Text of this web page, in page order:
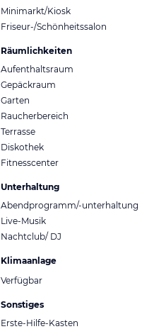
Minimarkt/Kiosk
Friseur-/Schönheitssalon
Räumlichkeiten
Aufenthaltsraum
Gepäckraum
Garten
Raucherbereich
Terrasse
Diskothek
Fitnesscenter
Unterhaltung
Abendprogramm/-unterhaltung
Live-Musik
Nachtclub/ DJ
Klimaanlage
Verfügbar
Sonstiges
Erste-Hilfe-Kasten